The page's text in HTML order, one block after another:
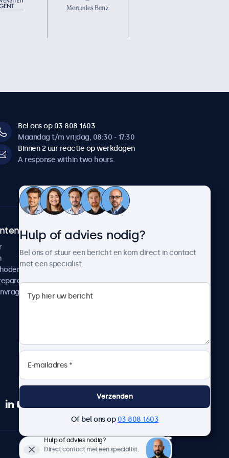
Bel ons op 03 808 1603
Maandag t/m vrijdag, 08:30 - 17:30
Binnen 2 uur reactie op werkdagen
A response within two hours.
Over Beetronics
Werken bij Beetronics
Algemene voorwaarden
Nederlands
Hulp of advies nodig?
Bel ons of stuur een bericht en kom direct in contact
met een specialist.
Verzenden
Of bel ons op 03 808 1603
Hulp of advies nodig?
Direct contact met een specialist.